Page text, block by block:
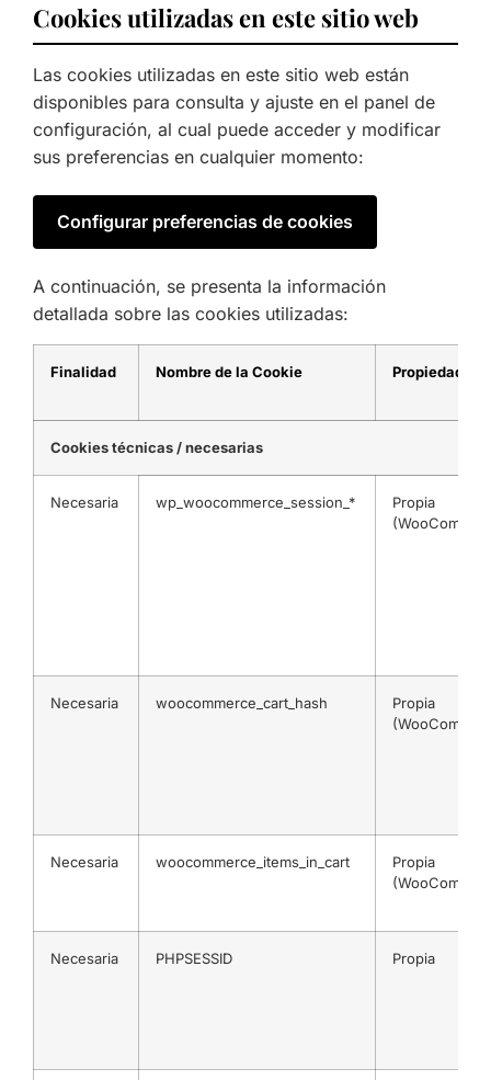
Cookies utilizadas en este sitio web
Las cookies utilizadas en este sitio web están
disponibles para consulta y ajuste en el panel de
configuración, al cual puede acceder y modificar
sus preferencias en cualquier momento:
Configurar preferencias de cookies
A continuación, se presenta la información
detallada sobre las cookies utilizadas:
Finalidad Nombre de la Cookie Propiedad
Cookies técnicas / necesarias
Necesaria wp_woocommerce_session_*
Propia
Necesaria woocommerce_cart_hash
Propia
Necesaria woocommerce_items_in_cart
Propia
Necesaria PHPSESSID Propia